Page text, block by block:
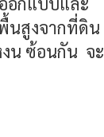
นสูงจากที่ดิน
งน ซ้อนกัน จะ